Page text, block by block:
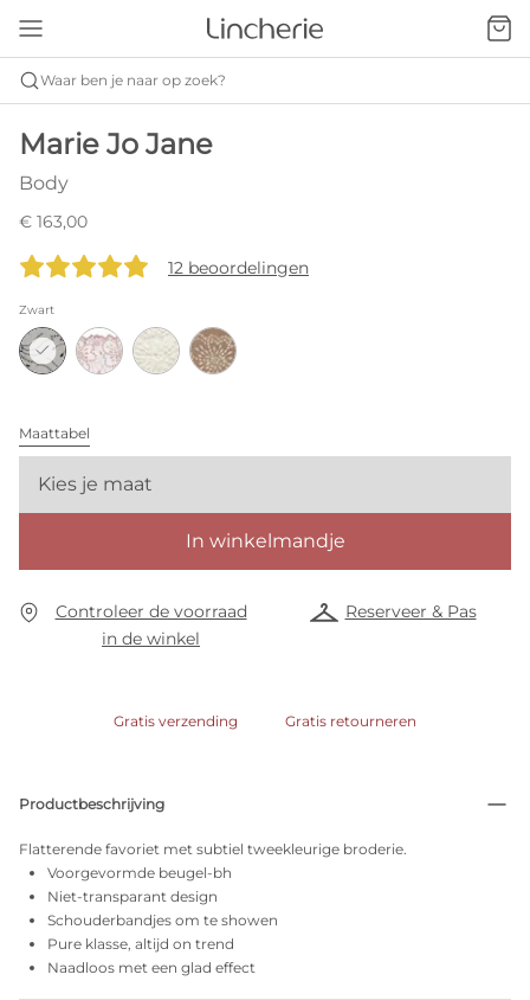
Waar ben je naar op zoek?
Marie Jo Jane
Body
€ 163,00
12 beoordelingen
Zwart
Maattabel
Kies je maat
In winkelmandje
Controleer de voorraad
in de winkel
Reserveer & Pas
Gratis verzending Gratis retourneren
Productbeschrijving
Flatterende favoriet met subtiel tweekleurige broderie.
Voorgevormde beugel-bh
Niet-transparant design
Schouderbandjes om te showen
Pure klasse, altijd on trend
Naadloos met een glad effect